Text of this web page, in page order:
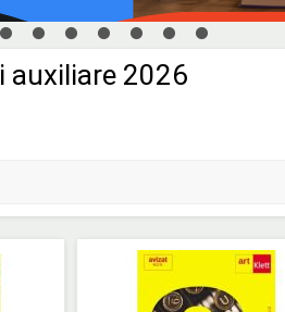
auxiliare 2026